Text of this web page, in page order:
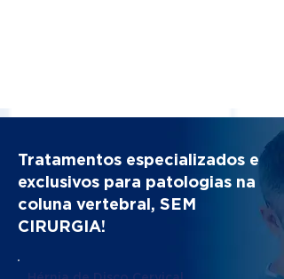
Tratamentos especializados e
exclusivos para patologias na
coluna vertebral, SEM
CIRURGIA!